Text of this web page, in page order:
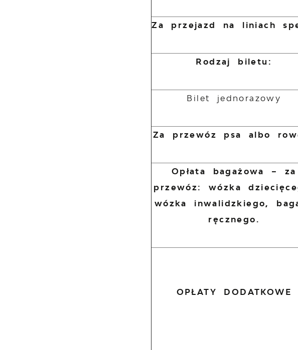
Za przejazd na liniach
Rodzaj biletu:
Bilet jednorazowy
Za przewóz psa albo
Opłata bagażowa – za
przewóz: wózka
wózka inwalidzkiego,
ręcznego.
OPŁATY DODATKOWE